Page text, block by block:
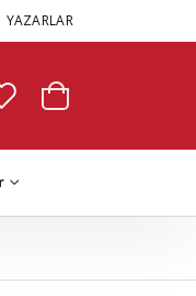
YAZARLAR